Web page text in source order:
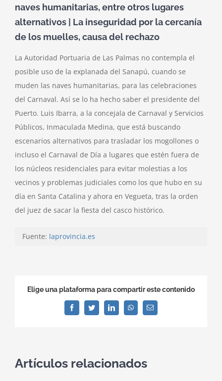
Carnaval
naves humanitarias, entre otros lugares
alternativos | La inseguridad por la cercanía
de los muelles, causa del rechazo
La Autoridad Portuaria de Las Palmas no contempla el
posible uso de la explanada del Sanapú, cuando se
muden las naves humanitarias, para las celebraciones
del Carnaval. Así se lo ha hecho saber el presidente del
Puerto. Luis Ibarra, a la concejala de Carnaval y Servicios
Públicos, Inmaculada Medina, que está buscando
escenarios alternativos para trasladar los mogollones o
incluso el Carnaval de Día a lugares que estén fuera de
los núcleos residenciales para evitar molestias a los
vecinos y problemas judiciales como los que hubo en su
día en Santa Catalina y ahora en Vegueta, tras la orden
del juez de sacar la fiesta del casco histórico.
Fuente: laprovincia.es
Elige una plataforma para compartir este contenido
FacebookTwitterLinkedInWhatsAppCorreo
electrónico
Artículos relacionados